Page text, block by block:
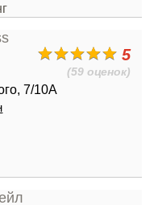
5
(59 оценок)
7/10А